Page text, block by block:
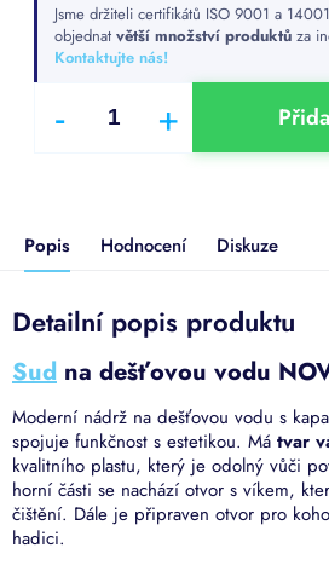
cena:Jsme držiteli certifikátů ISO 9001 a
objednat větší množství produktů za
Kontaktujte nás!
Popis Hodnocení Diskuze
Detailní popis produktu
Sud na dešťovou vodu
Moderní nádrž na dešťovou vodu s
spojuje funkčnost s estetikou. Má tvar
kvalitního plastu, který je odolný vůči
horní části se nachází otvor s víkem,
čištění. Dále je připraven otvor pro
hadici.